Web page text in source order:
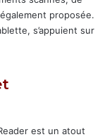
proposée.
s’appuient sur
est un atout